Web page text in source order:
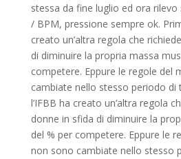
stessa da fine luglio ed ora
/ BPM, pressione sempre ok.
creato un’altra regola che
di diminuire la propria massa
competere. Eppure le regole del
cambiate nello stesso periodo di
l’IFBB ha creato un’altra regola
donne in sfida di diminuire la
del % per competere. Eppure le
non sono cambiate nello stesso